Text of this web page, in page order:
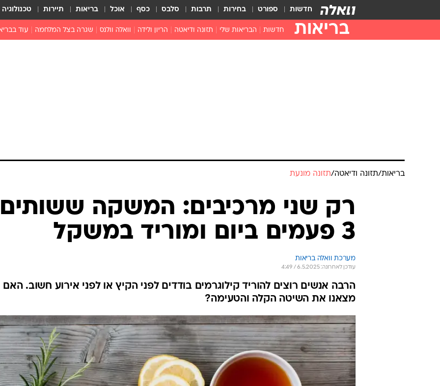
חדשות ספורט בחירות תרבות סלבס כסף אוכל בריאות תיירות טכנולוגיה
בריאות חדשות הבריאות שלי תזונה ודיאטה הריון ולידה וואלה וולנס שגרה בצל המלחמה עוד
רפואה
כל
בריאות/תזונה ודיאטה/תזונה מונעת
רק שני מרכיבים: המשקה ששותים
3 פעמים ביום ומוריד במשקל
מערכת וואלה בריאות
עודכן לאחרונה: 6.5.2025 / 4:49
הרבה אנשים רוצים להוריד קילוגרמים בודדים לפני הקיץ או לפני אירוע חשוב. האם
מצאנו את השיטה הקלה והטעימה?